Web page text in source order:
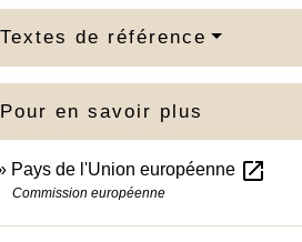
Textes de référence
Pour en savoir plus
Pays de l'Union européenne open_in_new
Commission européenne